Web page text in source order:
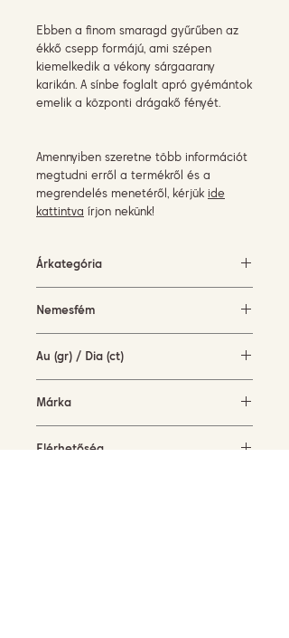
Ebben a finom smaragd gyűrűben az
ékkő csepp formájú, ami szépen
kiemelkedik a vékony sárgaarany
karikán. A sínbe foglalt apró gyémántok
emelik a központi drágakő fényét.
Amennyiben szeretne több információt
megtudni erről a termékről és a
megrendelés menetéről, kérjük ide
kattintva írjon nekünk!
Árkategória
Nemesfém
Au (gr) / Dia (ct)
Márka
Elérhetőség